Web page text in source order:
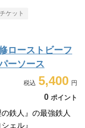
ケット
ローストビーフ
ーソース
5,400
0 ポイント
鉄人』の最強鉄人
ェル』